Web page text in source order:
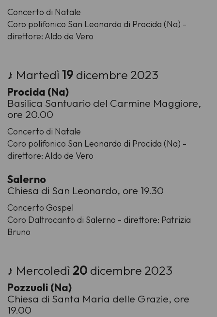
Concerto di Natale
Coro polifonico San Leonardo di Procida (Na) -
direttore: Aldo de Vero
♪ Martedì19 dicembre 2023
Procida (Na)
Basilica Santuario del Carmine Maggiore,
ore 20.00
Concerto di Natale
Coro polifonico San Leonardo di Procida (Na) -
direttore: Aldo de Vero
Salerno
Chiesa di San Leonardo, ore 19.30
Concerto Gospel
Coro Daltrocanto di Salerno - direttore: Patrizia
Bruno
♪ Mercoledì 20 dicembre 2023
Pozzuoli (Na)
Chiesa di Santa Maria delle Grazie, ore
19.00